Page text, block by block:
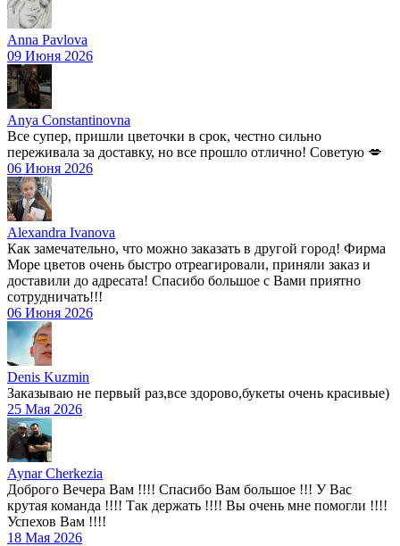
Anna Pavlova
09 Июня 2026
Anya Constantinovna
Все супер, пришли цветочки в срок, честно сильно
переживала за доставку, но все прошло отлично! Советую 💋
06 Июня 2026
Alexandra Ivanova
Как замечательно, что можно заказать в другой город! Фирма
Море цветов очень быстро отреагировали, приняли заказ и
доставили до адресата! Спасибо большое с Вами приятно
сотрудничать!!!
06 Июня 2026
Denis Kuzmin
Заказываю не первый раз,все здорово,букеты очень красивые)
25 Мая 2026
Aynar Cherkezia
Доброго Вечера Вам !!!! Спасибо Вам большое !!! У Вас
крутая команда !!!! Так держать !!!! Вы очень мне помогли !!!!
Успехов Вам !!!!
18 Мая 2026